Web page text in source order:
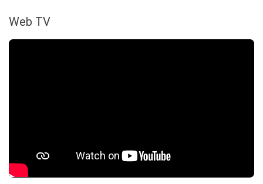
Web TV